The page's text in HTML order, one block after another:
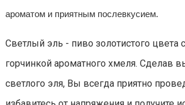
ароматом и приятным послевкусием.
Светлый эль - пиво золотистого цвета
горчинкой ароматного хмеля. Сделав
светлого эля, Вы всегда приятно